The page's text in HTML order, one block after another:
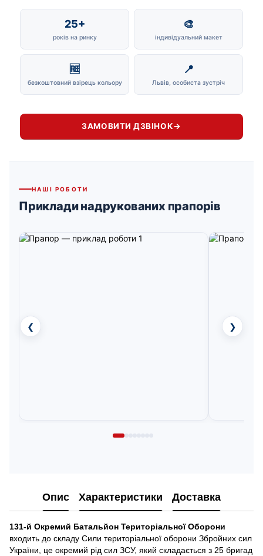
25+
років на ринку
🎨
індивідуальний макет
🆓
безкоштовний взірець кольору
📍
Львів, особиста зустріч
ЗАМОВИТИ ДЗВІНОК→
НАШІ РОБОТИ
Приклади надрукованих прапорів
❮ ❯
Опис Характеристики Доставка
131-й Окремий Батальйон Територіальної Оборони
входить до складу Сили територіальної оборони Збройних сил
України, це окремий рід сил ЗСУ, який складається з 25 бригад